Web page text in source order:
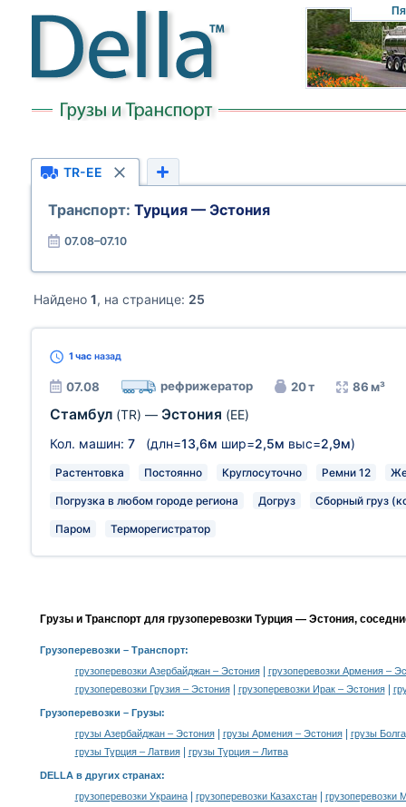
TR-EE
Транспорт: Турция — Эстония
07.08–07.10
Найдено 1, на странице: 25
1 час назад
07.08 рефрижератор 20 т 86 м³
Стамбул (TR) — Эстония (EE)
Кол. машин: 7 (длн=13,6м шир=2,5м выс=2,9м)
Растентовка Постоянно Круглосуточно Ремни 12
Погрузка в любом городе региона Догруз Сборный груз
Паром Терморегистратор
Грузы и Транспорт для грузоперевозки Турция — Эстония,
Грузоперевозки – Транспорт:
грузоперевозки Азербайджан – Эстония|
грузоперевозки Армения –
грузоперевозки Грузия – Эстония| грузоперевозки Ирак – Эстония|
Грузоперевозки – Грузы:
грузы Азербайджан – Эстония| грузы Армения – Эстония|
грузы
грузы Турция – Латвия| грузы Турция – Литва
DELLA в других странах:
грузоперевозки Украина| грузоперевозки Казахстан|
грузоперевозки